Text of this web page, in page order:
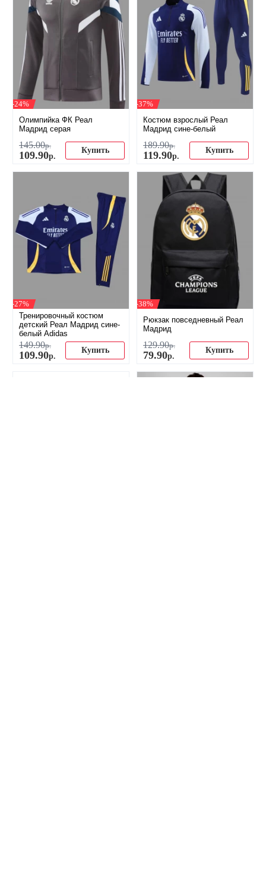
-24%
Олимпийка ФК Реал
Мадрид серая
145.00р.
109.90р.
Купить
-37%
Костюм взрослый Реал
Мадрид сине-белый
189.90р.
119.90р.
Купить
-27%
Тренировочный костюм
детский Реал Мадрид сине-
белый Adidas
149.90р.
109.90р.
Купить
-38%
Рюкзак повседневный Реал
Мадрид
129.90р.
79.90р.
Купить